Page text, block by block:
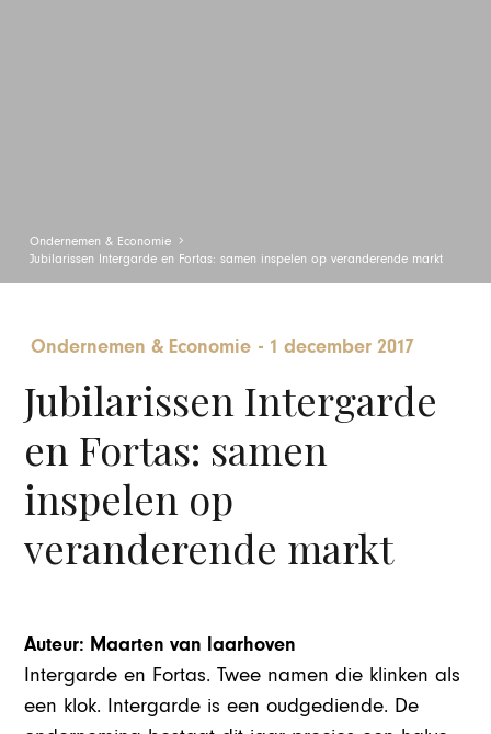
Ondernemen & Economie
Jubilarissen Intergarde en Fortas: samen inspelen op veranderende markt
Ondernemen & Economie - 1 december 2017
Jubilarissen Intergarde
en Fortas: samen
inspelen op
veranderende markt
Auteur: Maarten van laarhoven
Intergarde en Fortas. Twee namen die klinken als
een klok. Intergarde is een oudgediende. De